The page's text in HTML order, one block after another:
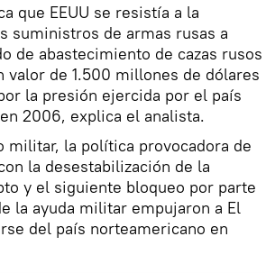
que EEUU se resistía a la
suministros de armas rusas a
de abastecimiento de cazas rusos
valor de 1.500 millones de dólares
la presión ejercida por el país
2006, explica el analista.
militar, la política provocadora de
la desestabilización de la
y el siguiente bloqueo por parte
la ayuda militar empujaron a El
del país norteamericano en